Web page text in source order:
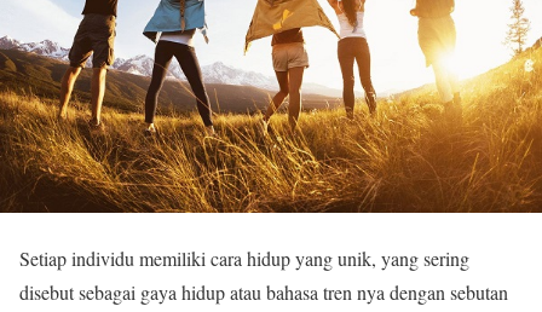
Setiap individu memiliki cara hidup yang unik, yang sering
disebut sebagai gaya hidup atau bahasa tren nya dengan sebutan